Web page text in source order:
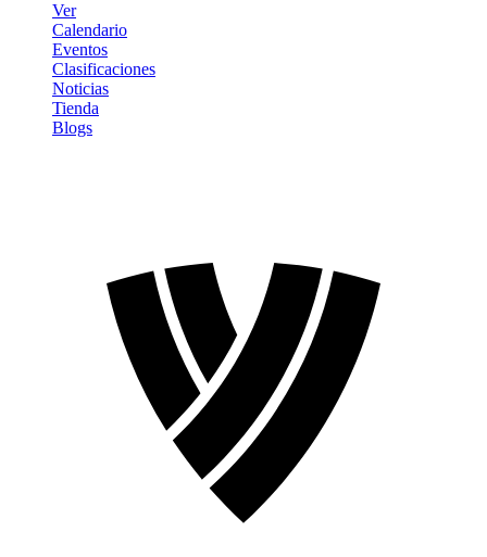
Ver
Calendario
Eventos
Clasificaciones
Noticias
Tienda
Blogs